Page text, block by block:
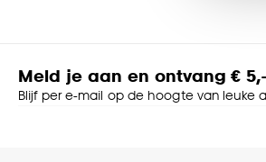
Meld je aan en ontvang €
Blijf per e-mail op de hoogte van leuke